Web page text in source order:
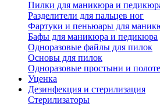
Пилки для маникюра и
Разделители для пальцев ног
Фартуки и пеньюары для
Бафы для маникюра и педикюра
Одноразовые файлы для пилок
Основы для пилок
Одноразовые простыни и
Уценка
Дезинфекция и стерилизация
Стерилизаторы